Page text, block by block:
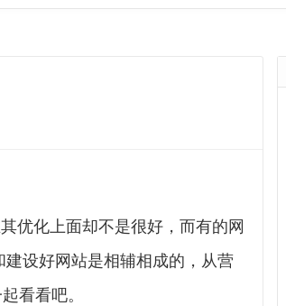
优化上面却不是很好，而有的网
建设好网站是相辅相成的，从营
看看吧。